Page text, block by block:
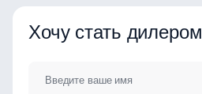
Хочу стать дилером